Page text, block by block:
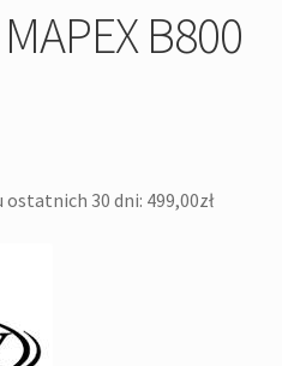
B800
ostatnich 30 dni: 499,00zł